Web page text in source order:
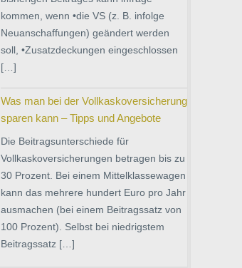
kommen, wenn •die VS (z. B. infolge
Neuanschaffungen) geändert werden
soll, •Zusatzdeckungen eingeschlossen
[…]
Was man bei der Vollkaskoversicherung
sparen kann – Tipps und Angebote
Die Beitragsunterschiede für
Vollkaskoversicherungen betragen bis zu
30 Prozent. Bei einem Mittelklassewagen
kann das mehrere hundert Euro pro Jahr
ausmachen (bei einem Beitragssatz von
100 Prozent). Selbst bei niedrigstem
Beitragssatz […]